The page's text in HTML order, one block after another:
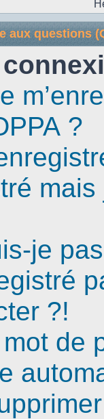
aux questions
?
je
?!
de